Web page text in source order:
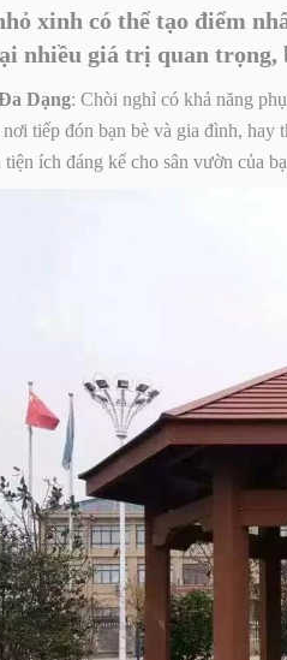
xinh có thể tạo điểm
nhiều giá trị quan trọng,
Dạng: Chòi nghỉ có khả năng
tiếp đón bạn bè và gia đình,
ích đáng kể cho sân vườn của